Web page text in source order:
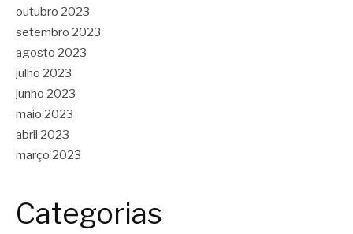
outubro 2023
setembro 2023
agosto 2023
julho 2023
junho 2023
maio 2023
abril 2023
março 2023
Categorias